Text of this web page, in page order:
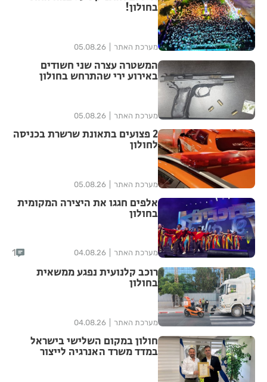
בחולון!
מערכת האתר 05.08.26
המשטרה עצרה שני חשודים
באירוע ירי שהתרחש בחולון
מערכת האתר 05.08.26
2 פצועים בתאונת שרשרת בכניסה
לחולון
מערכת האתר 05.08.26
אלפים חגגו את היצירה המקומית
בחולון
מערכת האתר 04.08.26
1
רוכב קלנועית נפגע ממשאית
בחולון
מערכת האתר 04.08.26
חולון במקום השלישי בישראל
במדד משרד האנרגיה לייצור